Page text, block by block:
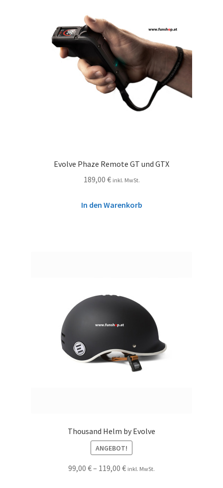
Evolve Phaze Remote GT und GTX
189,00 € inkl. MwSt.
In den Warenkorb
Thousand Helm by Evolve
ANGEBOT!
99,00 €– 119,00 € inkl. MwSt.